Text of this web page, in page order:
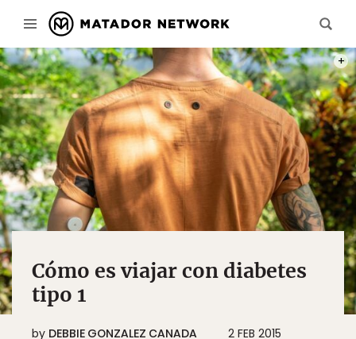
Cómo es viajar con diabetes
tipo 1
by DEBBIE GONZALEZ CANADA 2 FEB 2015